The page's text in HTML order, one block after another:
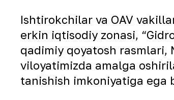
Ishtirokchilar va OAV
erkin iqtisodiy zonasi,
qadimiy qoyatosh rasmlari,
viloyatimizda amalga
tanishish imkoniyatiga ega